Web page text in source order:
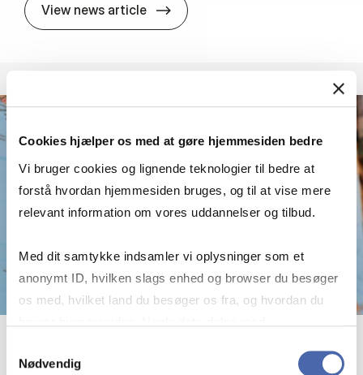
Cookies hjælper os med at gøre hjemmesiden bedre
Vi bruger cookies og lignende teknologier til bedre at
forstå hvordan hjemmesiden bruges, og til at vise mere
relevant information om vores uddannelser og tilbud.
Med dit samtykke indsamler vi oplysninger som et
anonymt ID, hvilken slags enhed og browser du besøger
os med, hvilket land du besøger os fra, og hvordan du
markedsføring. Du bestemmer selv - og kan altid trække
Nødvendig
View news article Pro­cure­ment re­si­li­ence in the